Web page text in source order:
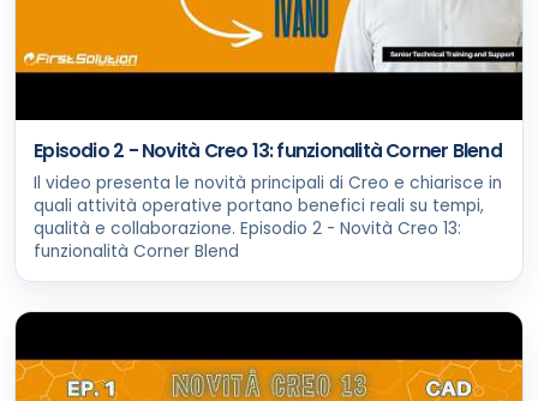
Episodio 2 - Novità Creo 13: funzionalità Corner Blend
Il video presenta le novità principali di Creo e chiarisce in
quali attività operative portano benefici reali su tempi,
qualità e collaborazione. Episodio 2 - Novità Creo 13:
funzionalità Corner Blend